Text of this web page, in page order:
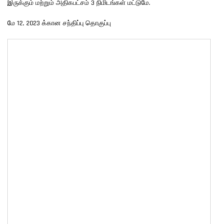
இருக்கும் மற்றும் அதிகபட்சம் 3 நிமிடங்கள் மட்டுமே.
மே 12, 2023 க்கான சந்திப்பு தொகுப்பு